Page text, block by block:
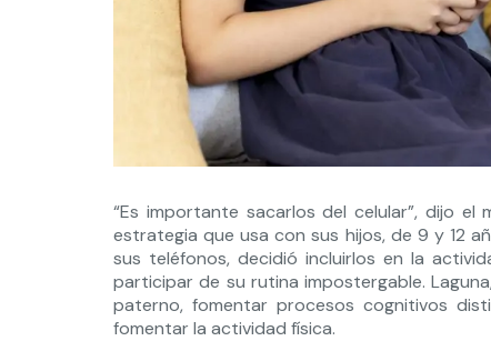
“Es importante sacarlos del celular”, dijo
estrategia que usa con sus hijos, de 9 y 12
sus teléfonos, decidió incluirlos en la
participar de su rutina impostergable.
paterno, fomentar procesos cognitivos
fomentar la actividad física.